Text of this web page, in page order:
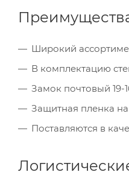
Широкий
В комплектацию
Замок почтовый 19-
Защитная пленка
Поставляются в